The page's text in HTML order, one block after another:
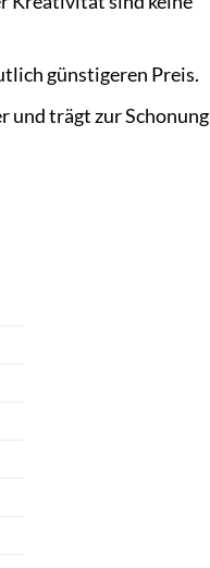
günstigeren Preis.
und trägt zur Schonung